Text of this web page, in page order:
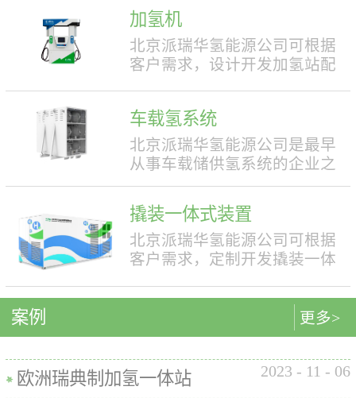
加氢机
北京派瑞华氢能源公司可根据
客户需求，设计开发加氢站配
结构设计合理，便于操作，外
形美观，安全性强。具有双面
液晶显示屏，能支持IC卡、移
需求，定制满足中国标准（例
如GB50516, GB/T 43674等）、
欧盟标准（例如IEC 60069, EN
内的使用要求。公司的产品已
在国内、欧盟、日本、塞尔维
数表常规工作压力等级35MPa /
70MPa / 35&70MPa流量范围
车载氢系统
北京派瑞华氢能源公司是最早
从事车载储供氢系统的企业之
一，拥有丰富的车载储供氢系
统项目经验，公司具有5000套
年生产能力。公司可根据客户
需求，对不同车型提供合理且
最优的设计方案，并根据安装
求进行定制化的设计，为客户
匹配最佳的设计方案。车载氢
系统设计制造遵循GB/T
26990、GB/T 29126、GB/T
24549等标准。公司车载氢系统
撬装一体式装置
北京派瑞华氢能源公司可根据
客户需求，定制开发撬装一体
体可细分为大型撬装装置、小
型撬装装置、制氢加氢一体机
和小型加氢装置，以上装置在
国内、欧盟、日本等地得到应
用。撬装一体式制氢、储氢、
案例
欧洲瑞典制加氢一体站 2023 - 11 - 06
更多>